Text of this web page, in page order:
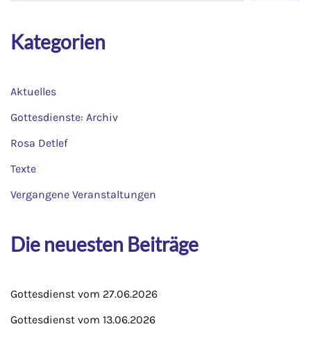
Kategorien
Aktuelles
Gottesdienste: Archiv
Rosa Detlef
Texte
Vergangene Veranstaltungen
Die neuesten Beiträge
Gottesdienst vom 27.06.2026
Gottesdienst vom 13.06.2026